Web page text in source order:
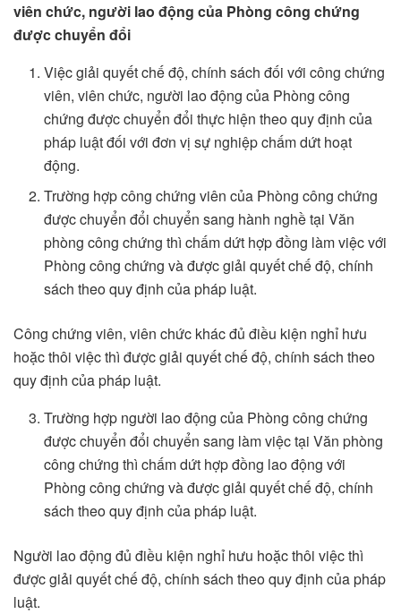
viên chức, người lao động của Phòng công chứng
được chuyển đổi
Việc giải quyết chế độ, chính sách đối với công chứng
viên, viên chức, người lao động của Phòng công
chứng được chuyển đổi thực hiện theo quy định của
pháp luật đối với đơn vị sự nghiệp chấm dứt hoạt
động.
Trường hợp công chứng viên của Phòng công chứng
được chuyển đổi chuyển sang hành nghề tại Văn
phòng công chứng thì chấm dứt hợp đồng làm việc với
Phòng công chứng và được giải quyết chế độ, chính
sách theo quy định của pháp luật.
Công chứng viên, viên chức khác đủ điều kiện nghỉ hưu
hoặc thôi việc thì được giải quyết chế độ, chính sách theo
quy định của pháp luật.
Trường hợp người lao động của Phòng công chứng
được chuyển đổi chuyển sang làm việc tại Văn phòng
công chứng thì chấm dứt hợp đồng lao động với
Phòng công chứng và được giải quyết chế độ, chính
sách theo quy định của pháp luật.
Người lao động đủ điều kiện nghỉ hưu hoặc thôi việc thì
được giải quyết chế độ, chính sách theo quy định của pháp
luật.